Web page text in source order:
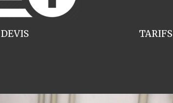
TARIFS
DEVIS